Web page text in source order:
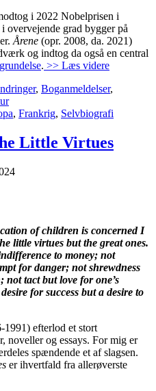
i 2022 Nobelprisen i
grad bygger på
Årene (opr. 2008, da. 2021)
og indtog da også en central
. >> Læs videre
, Boganmeldelser,
, Frankrig, Selvbiografi
Little Virtues
of children is concerned I
little virtues but the great ones.
to money; not
for danger; not shrewdness
tact but love for one’s
for success but a desire to
efterlod et stort
noveller og essays. For mig er
spændende et af slagsen.
er ihvertfald fra allerøverste